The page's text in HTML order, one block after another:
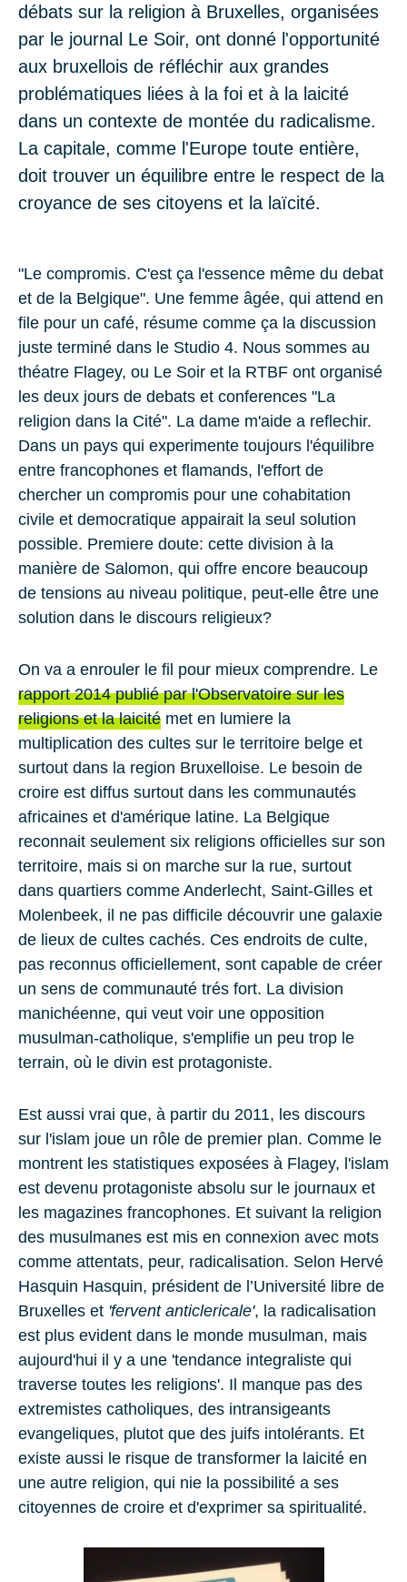
débats sur la religion à Bruxelles, organisées
par le journal Le Soir, ont donné l'opportunité
aux bruxellois de réfléchir aux grandes
problématiques liées à la foi et à la laicité
dans un contexte de montée du radicalisme.
La capitale, comme l'Europe toute entière,
doit trouver un équilibre entre le respect de la
croyance de ses citoyens et la laïcité.
"Le compromis. C'est ça l'essence même du debat
et de la Belgique". Une femme âgée, qui attend en
file pour un café, résume comme ça la discussion
juste terminé dans le Studio 4. Nous sommes au
théatre Flagey, ou Le Soir et la RTBF ont organisé
les deux jours de debats et conferences "La
religion dans la Cité". La dame m'aide a reflechir.
Dans un pays qui experimente toujours l'équilibre
entre francophones et flamands, l'effort de
chercher un compromis pour une cohabitation
civile et democratique appairait la seul solution
possible. Premiere doute: cette division à la
manière de Salomon, qui offre encore beaucoup
de tensions au niveau politique, peut-elle être une
solution dans le discours religieux?
On va a enrouler le fil pour mieux comprendre. Le
rapport 2014 publié par l'Observatoire sur les
religions et la laicité met en lumiere la
multiplication des cultes sur le territoire belge et
surtout dans la region Bruxelloise. Le besoin de
croire est diffus surtout dans les communautés
africaines et d'amérique latine. La Belgique
reconnait seulement six religions officielles sur son
territoire, mais si on marche sur la rue, surtout
dans quartiers comme Anderlecht, Saint-Gilles et
Molenbeek, il ne pas difficile découvrir une galaxie
de lieux de cultes cachés. Ces endroits de culte,
pas reconnus officiellement, sont capable de créer
un sens de communauté trés fort. La division
manichéenne, qui veut voir une opposition
musulman-catholique, s'emplifie un peu trop le
terrain, où le divin est protagoniste.
Est aussi vrai que, à partir du 2011, les discours
sur l'islam joue un rôle de premier plan. Comme le
montrent les statistiques exposées à Flagey, l'islam
est devenu protagoniste absolu sur le journaux et
les magazines francophones. Et suivant la religion
des musulmanes est mis en connexion avec mots
comme attentats, peur, radicalisation. Selon Hervé
Hasquin Hasquin, président de l’Université libre de
Bruxelles et 'fervent anticlericale', la radicalisation
est plus evident dans le monde musulman, mais
aujourd'hui il y a une 'tendance integraliste qui
traverse toutes les religions'. Il manque pas des
extremistes catholiques, des intransigeants
evangeliques, plutot que des juifs intolérants. Et
existe aussi le risque de transformer la laicité en
une autre religion, qui nie la possibilité a ses
citoyennes de croire et d'exprimer sa spiritualité.